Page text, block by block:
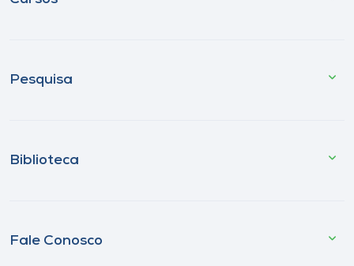
Pesquisa
Biblioteca
Fale Conosco